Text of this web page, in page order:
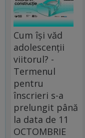
Cum își văd
adolescenții
viitorul? -
Termenul
pentru
înscrieri s-a
prelungit până
la data de 11
OCTOMBRIE